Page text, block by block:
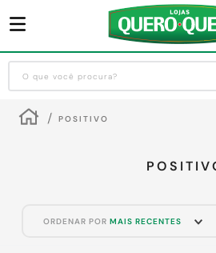
O que você procura?
POSITIVO
ORDENAR POR MAIS RECENTES
Termos mais buscados
sofa